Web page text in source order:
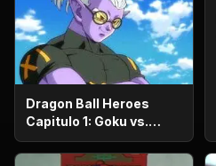
Dragon Ball Heroes
Capitulo 1: Goku vs.
Goku. Inicia una
apasionante batalla en